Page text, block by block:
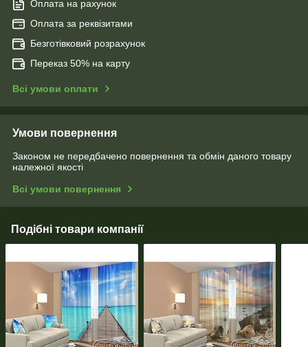
Оплата на рахунок
Оплата за реквізитами
Безготівковий розрахунок
Переказ 50% на карту
Всі умови оплати
Умови повернення
Законом не передбачено повернення та обмін даного товару
належної якості
Всі умови повернення
Подібні товари компанії